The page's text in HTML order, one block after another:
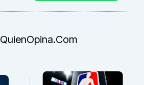
QuienOpina.com